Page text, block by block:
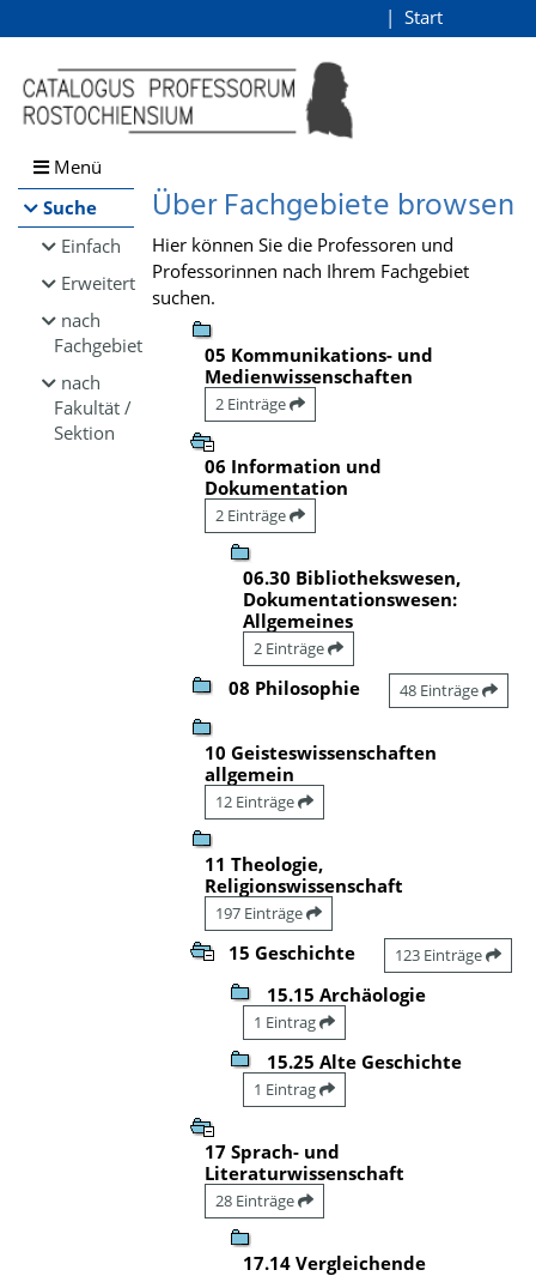
Browsen
direkt zum Inhalt
Start
Menü
Suche
Einfach
Erweitert
nach
Fachgebiet
nach
Fakultät /
Sektion
Über Fachgebiete browsen
Hier können Sie die Professoren und
Professorinnen nach Ihrem Fachgebiet
suchen.
05 Kommunikations- und
Medienwissenschaften
2 Einträge
06 Information und
Dokumentation
2 Einträge
06.30 Bibliothekswesen,
Dokumentationswesen:
Allgemeines
2 Einträge
08 Philosophie 48 Einträge
10 Geisteswissenschaften
allgemein
12 Einträge
11 Theologie,
Religionswissenschaft
197 Einträge
15 Geschichte 123 Einträge
15.15 Archäologie
1 Eintrag
15.25 Alte Geschichte
1 Eintrag
17 Sprach- und
Literaturwissenschaft
28 Einträge
17.14 Vergleichende